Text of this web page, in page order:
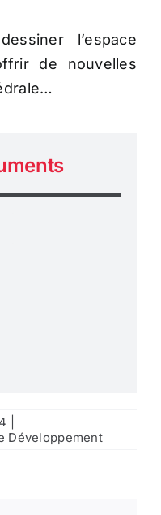
l’espace
de nouvelles
Développement